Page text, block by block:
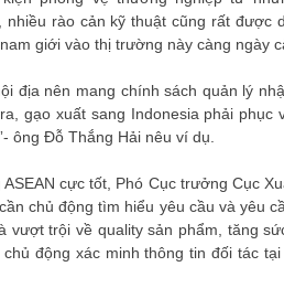
rào cản kỹ thuật cũng rất được
giới vào thị trường này càng ngày
địa nên mang chính sách quản lý
gạo xuất sang Indonesia phải
ông Đỗ Thắng Hải nêu ví dụ.
cực tốt, Phó Cục trưởng Cục
chủ động tìm hiểu yêu cầu và yêu
vượt trội về quality sản phẩm, tăng
động xác minh thông tin đối tác